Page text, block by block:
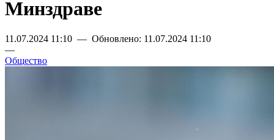
Минздраве
11.07.2024 11:10 — Обновлено: 11.07.2024 11:10
—
Общество